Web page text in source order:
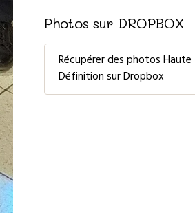
Photos sur DROPBOX
Récupérer des photos Haute
Définition sur Dropbox